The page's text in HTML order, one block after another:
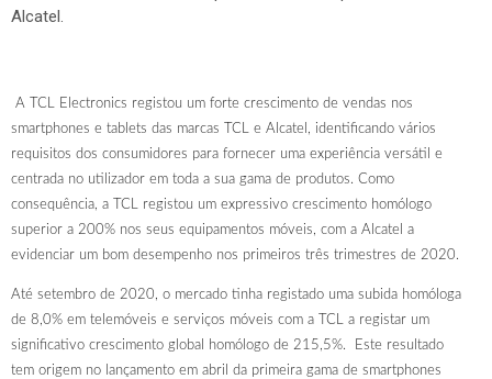
Alcatel.
A TCL Electronics registou um forte crescimento de vendas nos
smartphones e tablets das marcas TCL e Alcatel, identificando vários
requisitos dos consumidores para fornecer uma experiência versátil e
centrada no utilizador em toda a sua gama de produtos. Como
consequência, a TCL registou um expressivo crescimento homólogo
superior a 200% nos seus equipamentos móveis, com a Alcatel a
evidenciar um bom desempenho nos primeiros três trimestres de 2020.
Até setembro de 2020, o mercado tinha registado uma subida homóloga
de 8,0% em telemóveis e serviços móveis com a TCL a registar um
significativo crescimento global homólogo de 215,5%. Este resultado
tem origem no lançamento em abril da primeira gama de smartphones